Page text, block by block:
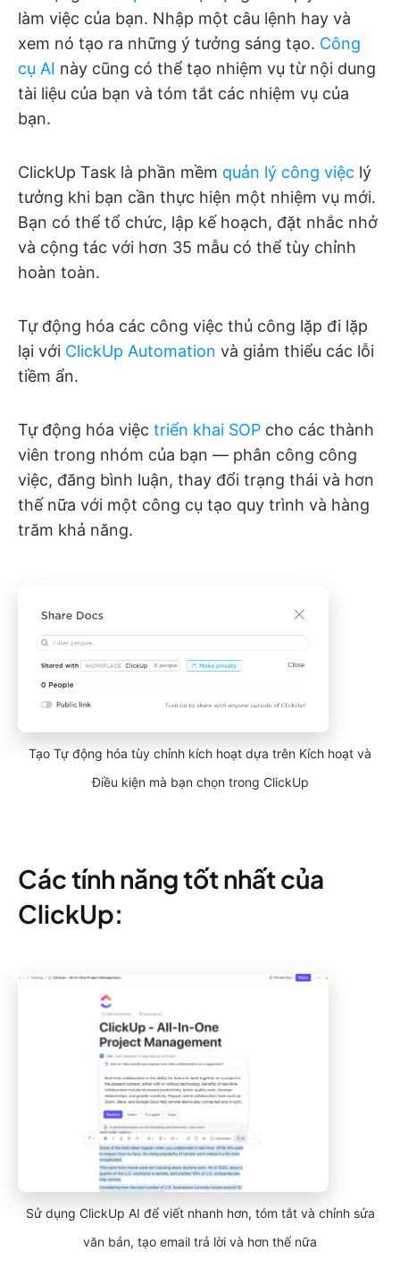
làm việc của bạn. Nhập một câu lệnh hay và
xem nó tạo ra những ý tưởng sáng tạo. Công
cụ AI này cũng có thể tạo nhiệm vụ từ nội dung
tài liệu của bạn và tóm tắt các nhiệm vụ của
bạn.
ClickUp Task là phần mềm quản lý công việc lý
tưởng khi bạn cần thực hiện một nhiệm vụ mới.
Bạn có thể tổ chức, lập kế hoạch, đặt nhắc nhở
và cộng tác với hơn 35 mẫu có thể tùy chỉnh
hoàn toàn.
Tự động hóa các công việc thủ công lặp đi lặp
lại với ClickUp Automation và giảm thiểu các lỗi
tiềm ẩn.
Tự động hóa việc triển khai SOP cho các thành
viên trong nhóm của bạn — phân công công
việc, đăng bình luận, thay đổi trạng thái và hơn
thế nữa với một công cụ tạo quy trình và hàng
trăm khả năng.
Tạo Tự động hóa tùy chỉnh kích hoạt dựa trên Kích hoạt và
Điều kiện mà bạn chọn trong ClickUp
Các tính năng tốt nhất của
ClickUp:
Sử dụng ClickUp AI để viết nhanh hơn, tóm tắt và chỉnh sửa
văn bản, tạo email trả lời và hơn thế nữa